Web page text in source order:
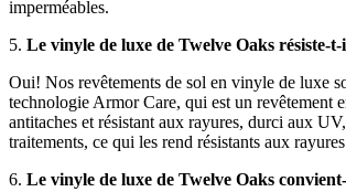
imperméables.
5. Le vinyle de luxe de Twelve Oaks résiste-
Oui! Nos revêtements de sol en vinyle de luxe
technologie Armor Care, qui est un revêtement
antitaches et résistant aux rayures, durci aux
traitements, ce qui les rend résistants aux
6. Le vinyle de luxe de Twelve Oaks